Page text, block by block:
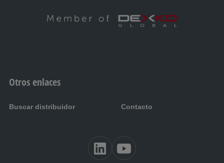
Otros enlaces
Buscar distribuidor Contacto